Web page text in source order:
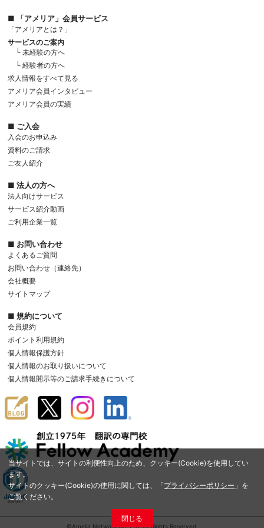
当サイトでは、サイトの利便性向上のため、クッキー(Cookie)を使用してい
ます。
サイトのクッキー(Cookie)の使用に関しては、「プライバシーポリシー 」を
ご覧ください。
閉じる
■ 「アメリア」会員サービス
「アメリアとは？」
サービスのご案内
└ 未経験の方へ
└ 経験者の方へ
求人情報をすべて見る
アメリア会員インタビュー
アメリア会員の実績
■ ご入会
入会のお申込み
資料のご請求
ご友人紹介
■ 法人の方へ
法人向けサービス
サービス紹介動画
ご利用企業一覧
■ お問い合わせ
よくあるご質問
お問い合わせ（連絡先）
会社概要
サイトマップ
■ 規約について
会員規約
ポイント利用規約
個人情報保護方針
個人情報のお取り扱いについて
個人情報開示等のご請求手続きについて
©Amelia Network Co.,Ltd. All Rights Reserved.